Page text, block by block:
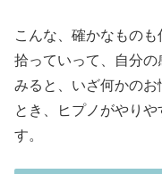
こんな、確かなもの
拾っていって、自分
みると、いざ何かの
とき、ヒプノがやり
す。